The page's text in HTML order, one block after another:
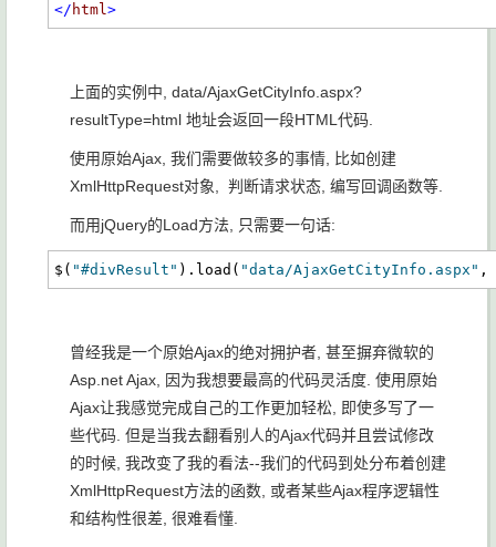
</ html>
上面的实例中, data/AjaxGetCityInfo.aspx?
resultType=html 地址会返回一段HTML代码.
使用原始Ajax, 我们需要做较多的事情, 比如创建
XmlHttpRequest对象, 判断请求状态, 编写回调函数等.
而用jQuery的Load方法, 只需要一句话:
$( "#divResult" ).load( "data/AjaxGetCityInfo.aspx" ,
曾经我是一个原始Ajax的绝对拥护者, 甚至摒弃微软的
Asp.net Ajax, 因为我想要最高的代码灵活度. 使用原始
Ajax让我感觉完成自己的工作更加轻松, 即使多写了一
些代码. 但是当我去翻看别人的Ajax代码并且尝试修改
的时候, 我改变了我的看法--我们的代码到处分布着创建
XmlHttpRequest方法的函数, 或者某些Ajax程序逻辑性
和结构性很差, 很难看懂.